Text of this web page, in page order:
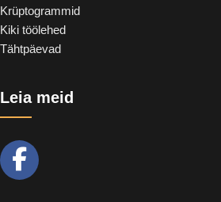
Krüptogrammid
Kiki töölehed
Tähtpäevad
Leia meid